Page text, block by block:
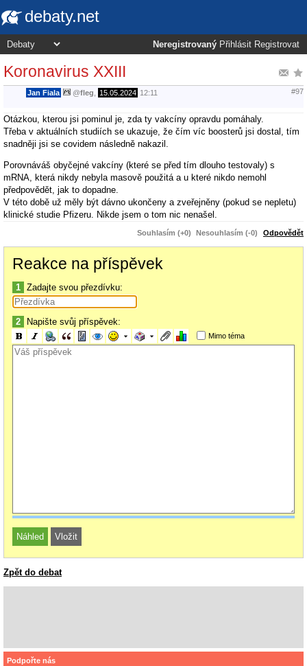
debaty.net
Neregistrovaný Přihlásit Registrovat
Koronavirus XXIII
Jan Fiala @fleg 15.05.2024 12:11 #97
Otázkou, kterou jsi pominul je, zda ty vakcíny opravdu pomáhaly.
Třeba v aktuálních studiích se ukazuje, že čím víc boosterů jsi dostal, tím
snadněji jsi se covidem následně nakazil.
Porovnáváš obyčejné vakcíny (které se před tím dlouho testovaly) s
mRNA, která nikdy nebyla masově použitá a u které nikdo nemohl
předpovědět, jak to dopadne.
V této době už měly být dávno ukončeny a zveřejněny (pokud se nepletu)
klinické studie Pfizeru. Nikde jsem o tom nic nenašel.
Souhlasím (+0) Nesouhlasím (-0) Odpovědět
Reakce na příspěvek
1 Zadajte svou přezdívku:
2 Napište svůj příspěvek:
Mimo téma
Zpět do debat
Podpořte nás